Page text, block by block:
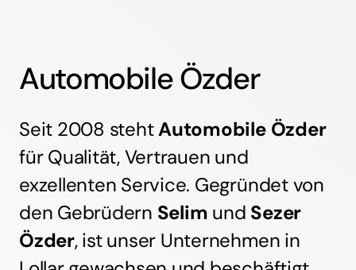
Seit 2008 stehtAutomobile Özder
für Qualität, Vertrauen und
exzellenten Service. Gegründet von
den Gebrüdern
Selim und
Sezer
Özder , ist unser Unternehmen in
Lollar gewachsen und beschäftigt
heute vier engagierte Mitarbeiter.